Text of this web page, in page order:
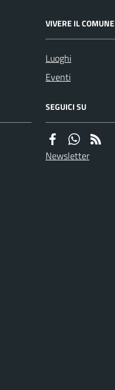
VIVERE IL COMUNE
Luoghi
Eventi
SEGUICI SU
Newsletter